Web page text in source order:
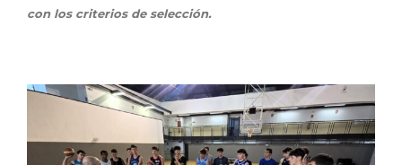
con los criterios de selección.